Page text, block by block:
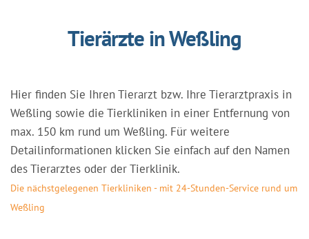
Tierärzte in Weßling
Hier finden Sie Ihren Tierarzt bzw. Ihre Tierarztpraxis in
Weßling sowie die Tierkliniken in einer Entfernung von
max. 150 km rund um Weßling. Für weitere
Detailinformationen klicken Sie einfach auf den Namen
des Tierarztes oder der Tierklinik.
Die nächstgelegenen Tierkliniken - mit 24-Stunden-Service rund um
Weßling